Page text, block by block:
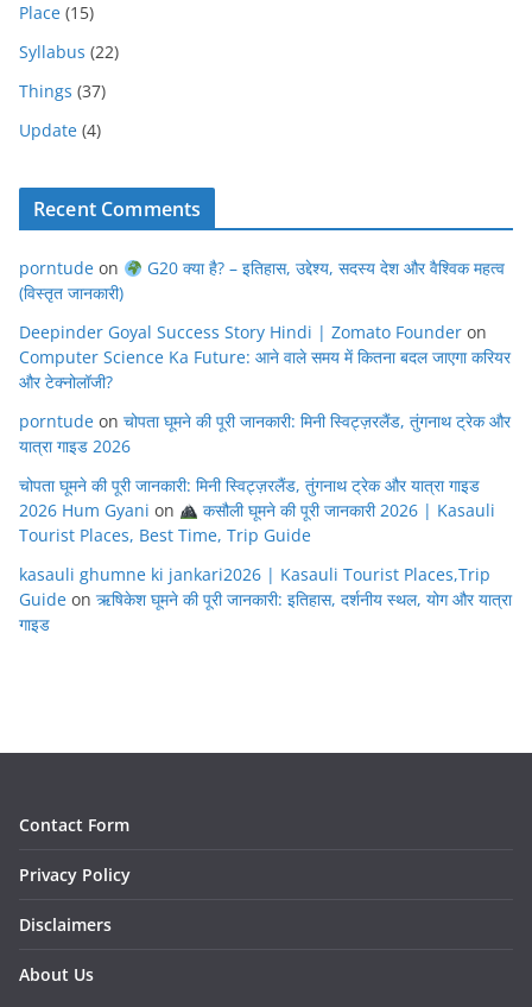
Place (15)
Syllabus (22)
Things (37)
Update (4)
Recent Comments
porntude on
G20 क्या है? – इतिहास, उद्देश्य, सदस्य देश और वैश्विक महत्व
(विस्तृत जानकारी)
Deepinder Goyal Success Story Hindi | Zomato Founder on
Computer Science Ka Future: आने वाले समय में कितना बदल जाएगा करियर
और टेक्नोलॉजी?
porntude on चोपता घूमने की पूरी जानकारी: मिनी स्विट्ज़रलैंड, तुंगनाथ ट्रेक और
यात्रा गाइड 2026
चोपता घूमने की पूरी जानकारी: मिनी स्विट्ज़रलैंड, तुंगनाथ ट्रेक और यात्रा गाइड
2026 Hum Gyani on
कसौली घूमने की पूरी जानकारी 2026 | Kasauli
Tourist Places, Best Time, Trip Guide
kasauli ghumne ki jankari2026 | Kasauli Tourist Places,Trip
Guide on ऋषिकेश घूमने की पूरी जानकारी: इतिहास, दर्शनीय स्थल, योग और यात्रा
गाइड
Contact Form
Privacy Policy
Disclaimers
About Us